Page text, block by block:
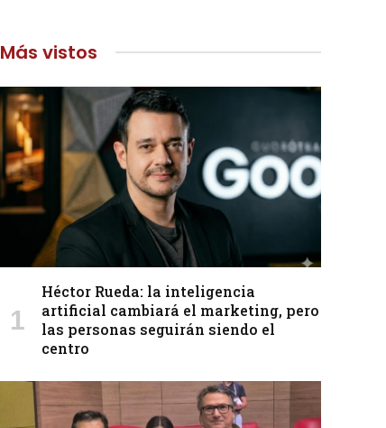
Más vistos
Héctor Rueda: la inteligencia
artificial cambiará el marketing, pero
las personas seguirán siendo el
centro